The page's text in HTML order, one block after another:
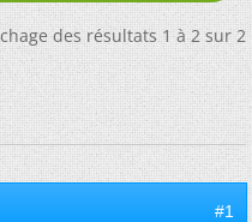
des résultats 1 à 2 sur 2
#1